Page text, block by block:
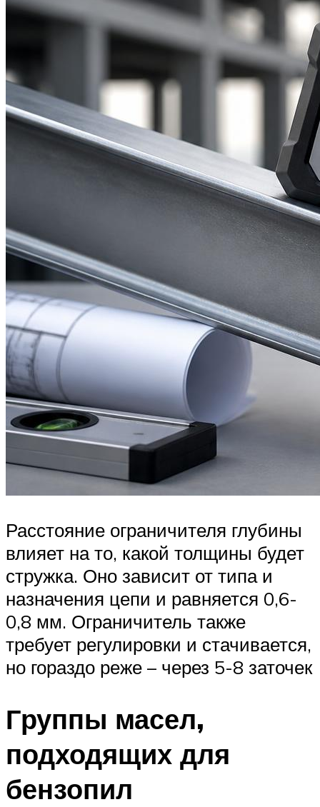
Расстояние ограничителя глубины
влияет на то, какой толщины будет
стружка. Оно зависит от типа и
назначения цепи и равняется 0,6-
0,8 мм. Ограничитель также
требует регулировки и стачивается,
но гораздо реже – через 5-8 заточек
Группы масел,
подходящих для
бензопил